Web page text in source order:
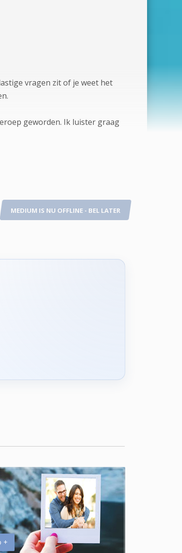
vragen zit of je weet het
geworden. Ik luister graag
MEDIUM IS NU OFFLINE - BEL LATER
+